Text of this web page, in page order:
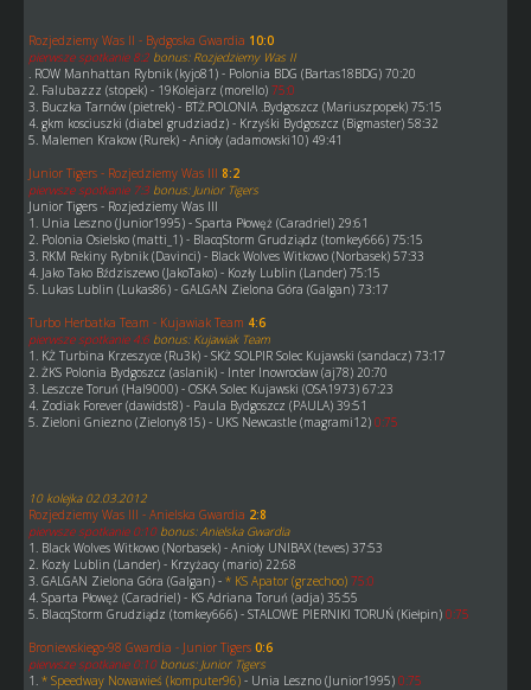
Rozjedziemy Was II - Bydgoska Gwardia 10:0
pierwsze spotkanie 8:2 bonus: Rozjedziemy Was II
. ROW Manhattan Rybnik (kyjo81) - Polonia BDG (Bartas18BDG) 70:20
2. Falubazzz (stopek) - 19Kolejarz (morello) 75:0
3. Buczka Tarnów (pietrek) - BTŻ.POLONIA .Bydgoszcz (Mariuszpopek) 75:15
4. gkm kosciuszki (diabel grudziadz) - Krzyśki Bydgoszcz (Bigmaster) 58:32
5. Malemen Krakow (Rurek) - Anioły (adamowski10) 49:41
Junior Tigers - Rozjedziemy Was III 8:2
pierwsze spotkanie 7:3 bonus: Junior Tigers
Junior Tigers - Rozjedziemy Was III
1. Unia Leszno (Junior1995) - Sparta Płowęż (Caradriel) 29:61
2. Polonia Osielsko (matti_1) - BlacqStorm Grudziądz (tomkey666) 75:15
3. RKM Rekiny Rybnik (Davinci) - Black Wolves Witkowo (Norbasek) 57:33
4. Jako Tako Bździszewo (JakoTako) - Kozły Lublin (Lander) 75:15
5. Lukas Lublin (Lukas86) - GALGAN Zielona Góra (Galgan) 73:17
Turbo Herbatka Team - Kujawiak Team 4:6
pierwsze spotkanie 4:6 bonus: Kujawiak Team
1. KŻ Turbina Krzeszyce (Ru3k) - SKŻ SOLPIR Solec Kujawski (sandacz) 73:17
2. ŻKS Polonia Bydgoszcz (aslanik) - Inter Inowrocław (aj78) 20:70
3. Leszcze Toruń (Hal9000) - OSKA Solec Kujawski (OSA1973) 67:23
4. Zodiak Forever (dawidst8) - Paula Bydgoszcz (PAULA) 39:51
5. Zieloni Gniezno (Zielony815) - UKS Newcastle (magrami12) 0:75
10 kolejka 02.03.2012
Rozjedziemy Was III - Anielska Gwardia 2:8
pierwsze spotkanie 0:10 bonus: Anielska Gwardia
1. Black Wolves Witkowo (Norbasek) - Anioły UNIBAX (teves) 37:53
2. Kozły Lublin (Lander) - Krzyżacy (mario) 22:68
3. GALGAN Zielona Góra (Galgan) - * KS Apator (grzechoo) 75:0
4. Sparta Płowęż (Caradriel) - KS Adriana Toruń (adja) 35:55
5. BlacqStorm Grudziądz (tomkey666) - STALOWE PIERNIKI TORUŃ (Kiełpin) 0:75
Broniewskiego-98 Gwardia - Junior Tigers 0:6
pierwsze spotkanie 0:10 bonus: Junior Tigers
1. * Speedway Nowawieś (komputer96) - Unia Leszno (Junior1995) 0:75